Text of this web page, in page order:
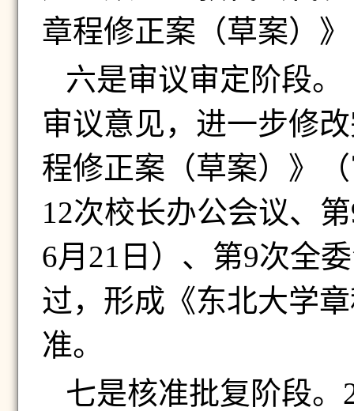
章程修正案（草案）
六是审议审定阶段。
审议意见，进一步修
程修正案（草案）》
12次校长办公会议、第
6月 21 日）、第9次全
过，形成《东北大学
准。
七是核准批复阶段。